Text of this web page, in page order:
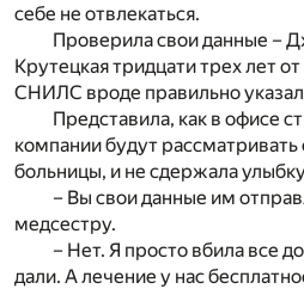
себе не отвлекаться.
Проверила свои данные –
Крутецкая тридцати трех лет
СНИЛС вроде правильно
Представила, как в офисе
компании будут
больницы, и не сдержала
– Вы свои данные им
медсестру.
– Нет. Я просто вбила все
дали. А лечение у нас